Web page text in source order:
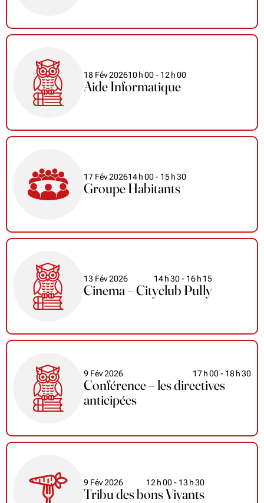
18 Fév 202610h00- 12 h00
Aide Informatique
17 Fév 202614h00- 15h30
Groupe Habitants
13 Fév 2026 14h30- 16h 15
Cinema – Cityclub Pully
9 Fév 2026 17h00- 18h30
Conférence – les directives
anticipées
9 Fév 2026 12 h00- 13 h30
Tribu des bons Vivants